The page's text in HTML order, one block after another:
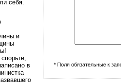
себя.
и
в
* Поля обязательные к